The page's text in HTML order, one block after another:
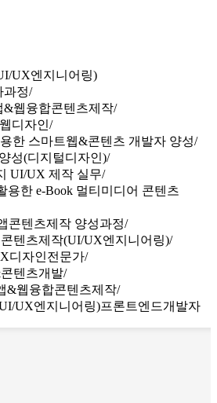
UX엔지니어링)
과정
&웹융합콘텐츠제작
디자인
한 스마트웹&콘텐츠 개발자 양성
성(디지털디자인)
UI/UX 제작 실무
용한 e-Book 멀티미디어 콘텐츠
콘텐츠제작 양성과정
텐츠제작(UI/UX엔지니어링)
디자인전문가
텐츠개발
&웹융합콘텐츠제작
UX엔지니어링)프론트엔드개발자